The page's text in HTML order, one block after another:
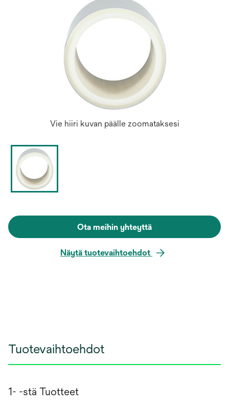
Vie hiiri kuvan päälle zoomataksesi
Ota meihin yhteyttä
Näytä tuotevaihtoehdot
Tuotevaihtoehdot
1- -stä Tuotteet